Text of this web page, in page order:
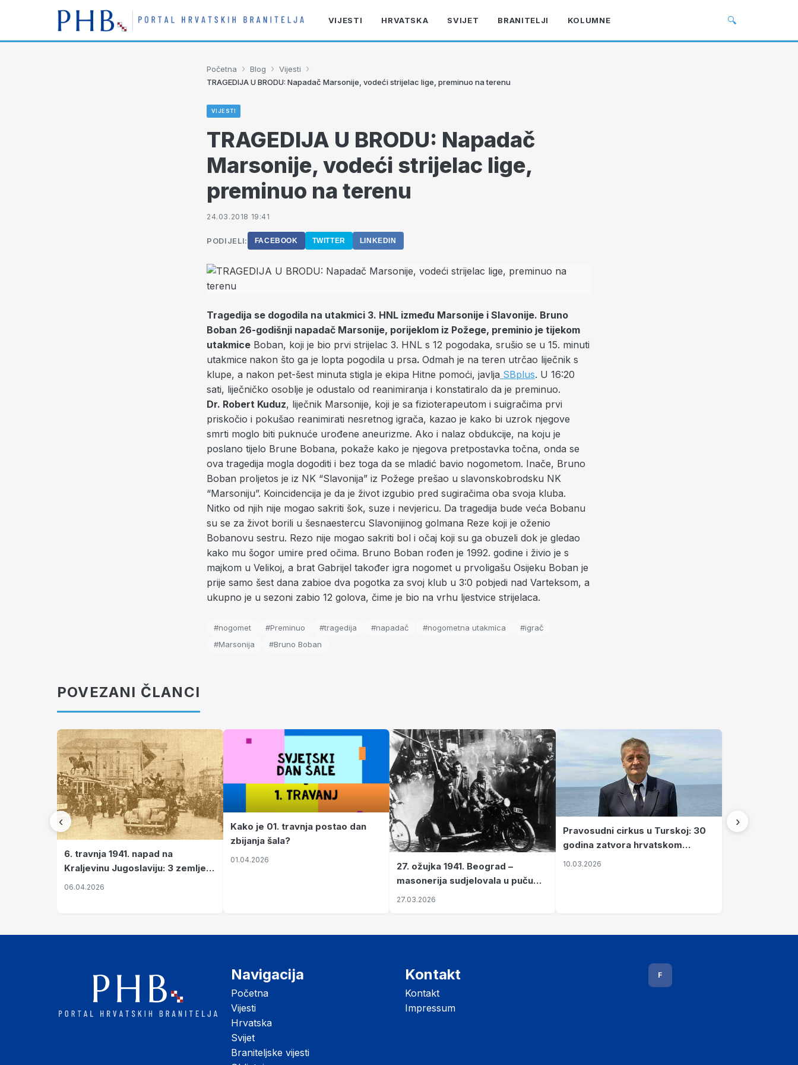
VIJESTI HRVATSKA SVIJET BRANITELJI KOLUMNE 🔍
Početna › Blog › Vijesti ›
TRAGEDIJA U BRODU: Napadač Marsonije, vodeći strijelac lige, preminuo na terenu
VIJESTI
TRAGEDIJA U BRODU: Napadač
Marsonije, vodeći strijelac lige,
preminuo na terenu
24.03.2018 19:41
PODIJELI: FACEBOOK TWITTER LINKEDIN
Tragedija se dogodila na utakmici 3. HNL između Marsonije i Slavonije. Bruno
Boban 26-godišnji napadač Marsonije, porijeklom iz Požege, preminio je tijekom
utakmice Boban, koji je bio prvi strijelac 3. HNL s 12 pogodaka, srušio se u 15. minuti
utakmice nakon što ga je lopta pogodila u prsa. Odmah je na teren utrčao liječnik s
klupe, a nakon pet-šest minuta stigla je ekipa Hitne pomoći, javlja SBplus. U 16:20
sati, liječničko osoblje je odustalo od reanimiranja i konstatiralo da je preminuo.
Dr. Robert Kuduz, liječnik Marsonije, koji je sa fizioterapeutom i suigračima prvi
priskočio i pokušao reanimirati nesretnog igrača, kazao je kako bi uzrok njegove
smrti moglo biti puknuće urođene aneurizme. Ako i nalaz obdukcije, na koju je
poslano tijelo Brune Bobana, pokaže kako je njegova pretpostavka točna, onda se
ova tragedija mogla dogoditi i bez toga da se mladić bavio nogometom. Inače, Bruno
Boban proljetos je iz NK “Slavonija” iz Požege prešao u slavonskobrodsku NK
“Marsoniju”. Koincidencija je da je život izgubio pred sugiračima oba svoja kluba.
Nitko od njih nije mogao sakriti šok, suze i nevjericu. Da tragedija bude veća Bobanu
su se za život borili u šesnaestercu Slavonijinog golmana Reze koji je oženio
Bobanovu sestru. Rezo nije mogao sakriti bol i očaj koji su ga obuzeli dok je gledao
kako mu šogor umire pred očima. Bruno Boban rođen je 1992. godine i živio je s
majkom u Velikoj, a brat Gabrijel također igra nogomet u prvoligašu Osijeku Boban je
prije samo šest dana zabioe dva pogotka za svoj klub u 3:0 pobjedi nad Varteksom, a
ukupno je u sezoni zabio 12 golova, čime je bio na vrhu ljestvice strijelaca.
#nogomet #Preminuo #tragedija #napadač #nogometna utakmica
#igrač
#Marsonija
#Bruno Boban
POVEZANI ČLANCI
‹
6. travnja 1941. napad na
Kraljevinu Jugoslaviju: 3 zemlje
nastale njenim raspadom
06.04.2026
Kako je 01. travnja postao dan
zbijanja šala?
01.04.2026
27. ožujka 1941. Beograd –
masonerija sudjelovala u puču
koji je Jugoslaviju odveo u krvavi
27.03.2026
Pravosudni cirkus u Turskoj: 30
godina zatvora hrvatskom
kapetanu kojeg su sami pustili
10.03.2026
›
Navigacija
Početna
Vijesti
Hrvatska
Svijet
Braniteljske vijesti
Kontakt
Kontakt
Impressum
F